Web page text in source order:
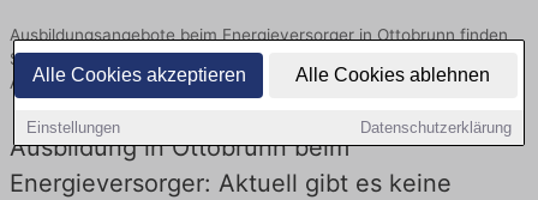
Alle Cookies akzeptieren Alle Cookies ablehnen
Einstellungen Datenschutzerklärung
Ausbildungsangebote beim Energieversorger in Ottobrunn finden
Sie von namhaften Firmen. Entdecken Sie freie Optionen von Top-
Arbeitgebern und bewerben Sie sich noch heute.
Ausbildung in Ottobrunn beim
Energieversorger: Aktuell gibt es keine